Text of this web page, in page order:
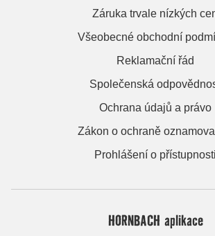
Záruka trvale nízkých
Všeobecné obchodní
Reklamační řád
Společenská
Ochrana údajů a právo
Zákon o ochraně
Prohlášení o přístupnosti
HORNBACH aplikace